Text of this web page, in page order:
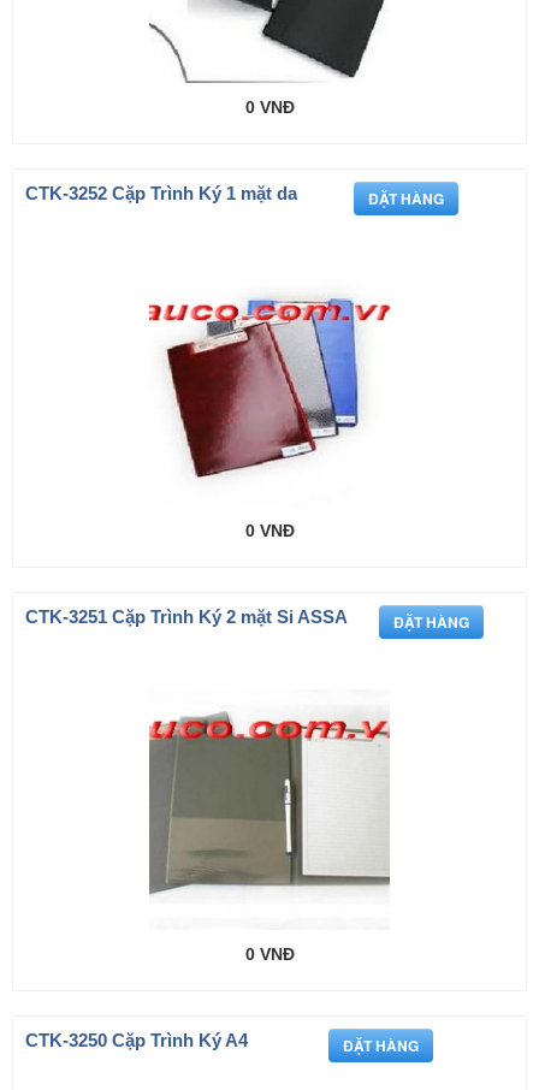
0 VNĐ
CTK-3252 Cặp Trình Ký 1 mặt da
0 VNĐ
CTK-3251 Cặp Trình Ký 2 mặt Si ASSA
0 VNĐ
CTK-3250 Cặp Trình Ký A4